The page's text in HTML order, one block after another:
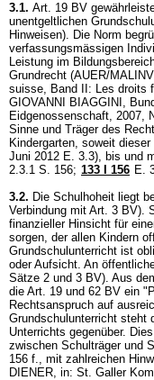
3.1. Art. 19 BV
unentgeltlichen
Hinweisen). Die Norm
verfassungsmässigen
Leistung im
Grundrecht (AUER/
suisse, Band II: Les droits
GIOVANNI BIAGGINI,
Eidgenossenschaft, 2007,
Sinne und Träger des
Kindergarten, soweit
Juni 2012 E. 3.3), bis und
2.3.1 S. 156; 133 I 156 E.
3.2. Die Schulhoheit liegt
Verbindung mit Art. 3 BV).
finanzieller Hinsicht für
sorgen, der allen Kindern
Grundschulunterricht ist
oder Aufsicht. An
Sätze 2 und 3 BV). Aus
die Art. 19 und 62 BV ein
Rechtsanspruch auf
Grundschulunterricht steht
Unterrichts gegenüber.
zwischen Schulträger und
156 f., mit zahlreichen
DIENER, in: St. Galler